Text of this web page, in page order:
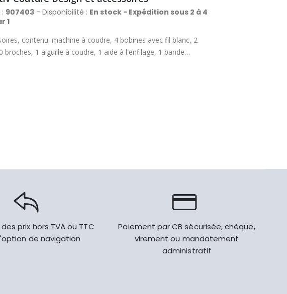
907403 - Disponibilité : En stock - Expédition sous 2 à 4
1
contenu: machine à coudre, 4 bobines avec fil blanc, 2
broches, 1 aiguille à coudre, 1 aide à l'enfilage, 1 bande
prix hors TVA ou TTC
de navigation
Paiement par CB sécurisée, chèque,
virement ou mandatement
administratif